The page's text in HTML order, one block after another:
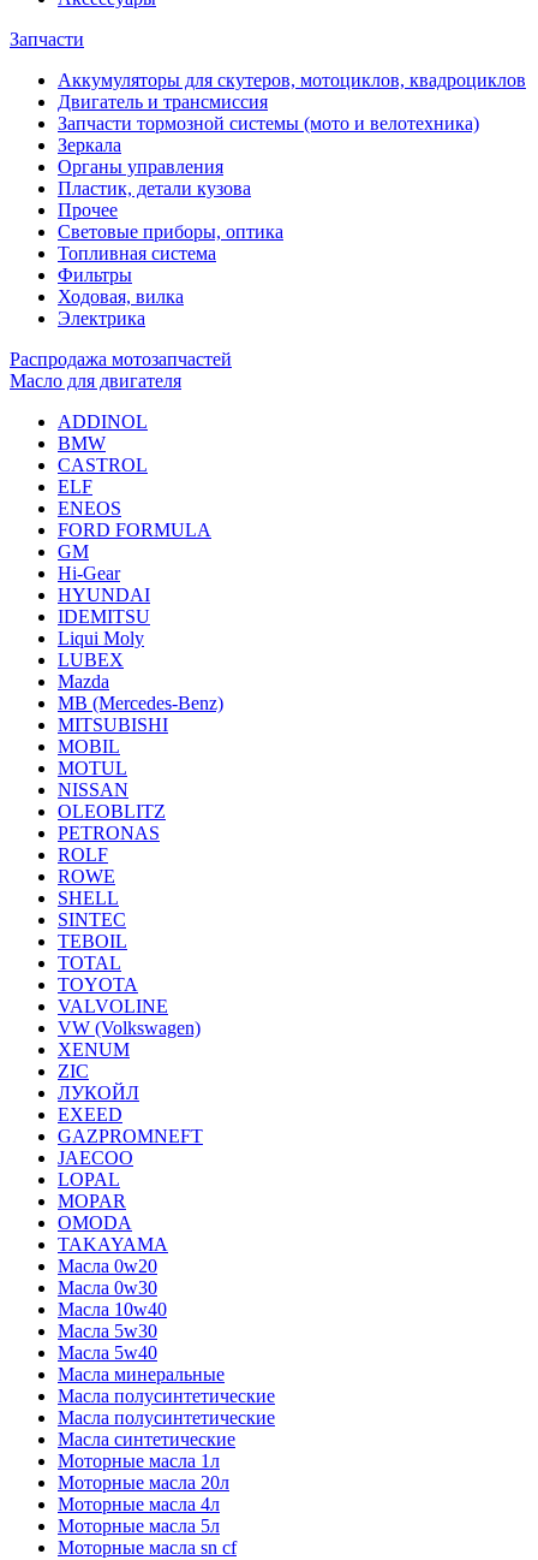
Запчасти
Аккумуляторы для скутеров, мотоциклов, квадроциклов
Двигатель и трансмиссия
Запчасти тормозной системы (мото и велотехника)
Зеркала
Органы управления
Пластик, детали кузова
Прочее
Световые приборы, оптика
Топливная система
Фильтры
Ходовая, вилка
Электрика
Распродажа мотозапчастей
Масло для двигателя
ADDINOL
BMW
CASTROL
ELF
ENEOS
FORD FORMULA
GM
Hi-Gear
HYUNDAI
IDEMITSU
Liqui Moly
LUBEX
Mazda
MB (Mercedes-Вenz)
MITSUBISHI
MOBIL
MOTUL
NISSAN
OLEOBLITZ
PETRONAS
ROLF
ROWE
SHELL
SINTEC
TEBOIL
TOTAL
TOYOTA
VALVOLINE
VW (Volkswagen)
XENUM
ZIC
ЛУКОЙЛ
EXEED
GAZPROMNEFT
JAECOO
LOPAL
MOPAR
OMODA
TAKAYAMA
Масла 0w20
Масла 0w30
Масла 10w40
Масла 5w30
Масла 5w40
Масла минеральные
Масла полусинтетические
Масла полусинтетические
Масла синтетические
Моторные масла 1л
Моторные масла 20л
Моторные масла 4л
Моторные масла 5л
Моторные масла sn cf